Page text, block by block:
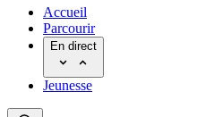
Accueil
Parcourir
En direct
Jeunesse